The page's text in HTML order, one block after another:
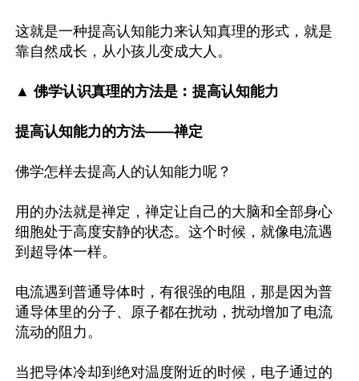
这就是一种提高认知能力来认知真理的形式，就是
靠自然成长，从小孩儿变成大人。
▲ 佛学认识真理的方法是︰提高认知能力
提高认知能力的方法——禅定
佛学怎样去提高人的认知能力呢？
用的办法就是禅定，禅定让自己的大脑和全部身心
细胞处于高度安静的状态。这个时候，就像电流遇
到超导体一样。
电流遇到普通导体时，有很强的电阻，那是因为普
通导体里的分子、原子都在扰动，扰动增加了电流
流动的阻力。
当把导体冷却到绝对温度附近的时候，电子通过的